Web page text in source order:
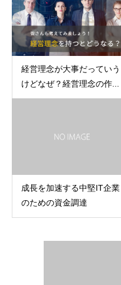
経営理念が大事だっていう
けどなぜ？経営理念の作...
成長を加速する中堅IT企業
のための資金調達